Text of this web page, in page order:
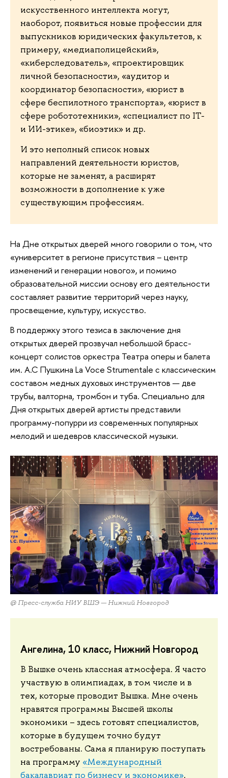
искусственного интеллекта могут,
наоборот, появиться новые профессии для
выпускников юридических факультетов, к
примеру, «медиаполицейский»,
«киберследователь», «проектировщик
личной безопасности», «аудитор и
координатор безопасности», «юрист в
сфере беспилотного транспорта», «юрист в
сфере робототехники», «специалист по IT-
и ИИ-этике», «биоэтик» и др.
И это неполный список новых
направлений деятельности юристов,
которые не заменят, а расширят
возможности в дополнение к уже
существующим профессиям.
На Дне открытых дверей много говорили о том, что
«университет в регионе присутствия – центр
изменений и генерации нового», и помимо
образовательной миссии основу его деятельности
составляет развитие территорий через науку,
просвещение, культуру, искусство.
В поддержку этого тезиса в заключение дня
открытых дверей прозвучал небольшой брасс-
концерт солистов оркестра Театра оперы и балета
им. А.С Пушкина La Voce Strumentale с классическим
составом медных духовых инструментов — две
трубы, валторна, тромбон и туба. Специально для
Дня открытых дверей артисты представили
программу-попурри из современных популярных
мелодий и шедевров классической музыки.
@ Пресс-служба НИУ ВШЭ — Нижний Новгород
Ангелина, 10 класс, Нижний Новгород
В Вышке очень классная атмосфера. Я часто
участвую в олимпиадах, в том числе и в
тех, которые проводит Вышка. Мне очень
нравятся программы Высшей школы
экономики – здесь готовят специалистов,
которые в будущем точно будут
востребованы. Сама я планирую поступать
на программу «Международный
бакалавриат по бизнесу и экономике»,